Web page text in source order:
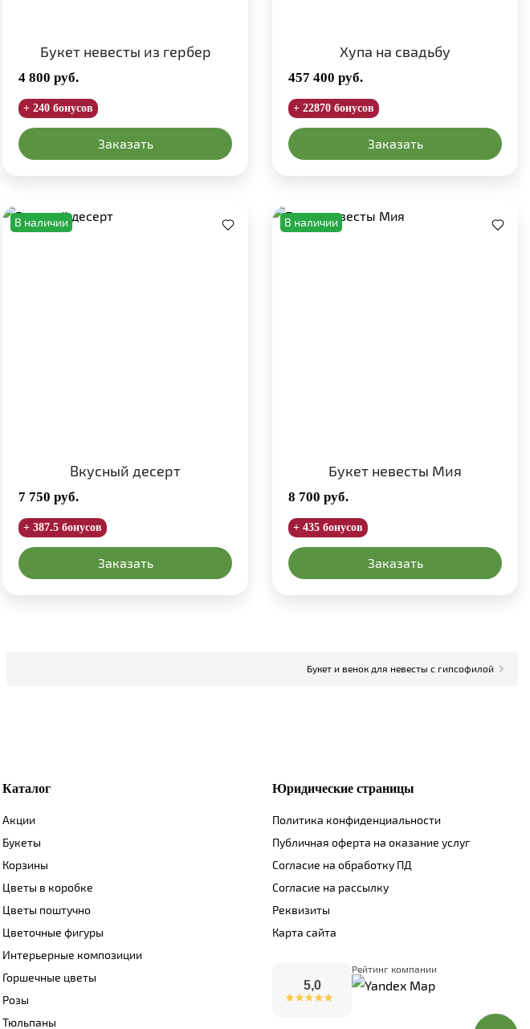
Букет и венок для невесты с гипсофилой
Букет невесты из гербер
4 800 руб.
+ 240 бонусов
Заказать
Хупа на свадьбу
457 400 руб.
+ 22870 бонусов
Заказать
В наличии
Вкусный десерт
7 750 руб.
+ 387.5 бонусов
Заказать
В наличии
Букет невесты Мия
8 700 руб.
+ 435 бонусов
Заказать
Каталог
Акции
Букеты
Корзины
Цветы в коробке
Цветы поштучно
Цветочные фигуры
Интерьерные композиции
Горшечные цветы
Розы
Тюльпаны
Юридические страницы
Политика конфиденциальности
Публичная оферта на оказание услуг
Согласие на обработку ПД
Согласие на рассылку
Реквизиты
Карта сайта
5,0
Рейтинг компании